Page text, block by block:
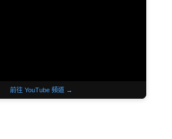
前往 YouTube 頻道 →